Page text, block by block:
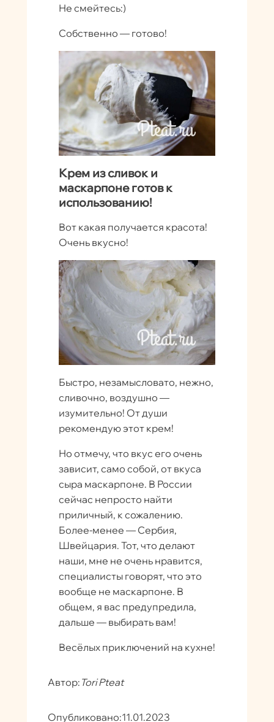
Не смейтесь:)
Собственно — готово!
Крем из сливок и
маскарпоне готов к
использованию!
Вот какая получается красота!
Очень вкусно!
Быстро, незамысловато, нежно,
сливочно, воздушно —
изумительно! От души
рекомендую этот крем!
Но отмечу, что вкус его очень
зависит, само собой, от вкуса
сыра маскарпоне. В России
сейчас непросто найти
приличный, к сожалению.
Более-менее — Сербия,
Швейцария. Тот, что делают
наши, мне не очень нравится,
специалисты говорят, что это
вообще не маскарпоне. В
общем, я вас предупредила,
дальше — выбирать вам!
Весёлых приключений на кухне!
Автор: Tori Pteat
Опубликовано:11.01.2023